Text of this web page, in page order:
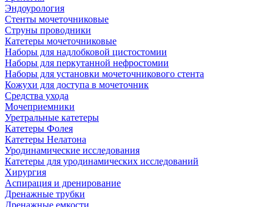
Эндоурология
Стенты мочеточниковые
Струны проводники
Катетеры мочеточниковые
Наборы для надлобковой цистостомии
Наборы для перкутанной нефростомии
Наборы для установки мочеточникового стента
Кожухи для доступа в мочеточник
Средства ухода
Мочеприемники
Уретральные катетеры
Катетеры Фолея
Катетеры Нелатона
Уродинамические исследования
Катетеры для уродинамических исследований
Хирургия
Аспирация и дренирование
Дренажные трубки
Дренажные емкости